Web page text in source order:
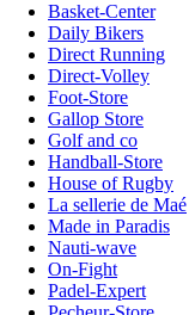
Basket-Center
Daily Bikers
Direct Running
Direct-Volley
Foot-Store
Gallop Store
Golf and co
Handball-Store
House of Rugby
La sellerie de Maé
Made in Paradis
Nauti-wave
On-Fight
Padel-Expert